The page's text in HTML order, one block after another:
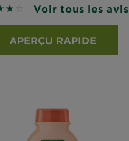
5 étoiles basé sur les avis
Voir tous les avis
APERÇU RAPIDE